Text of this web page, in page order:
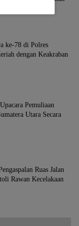
ke-78 di Polres
dengan Keakraban
Pemuliaan
Utara Secara
Rawan Kecelakaan